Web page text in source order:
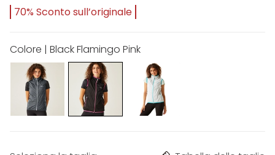
70% Sconto sull’originale
Colore | Black Flamingo Pink